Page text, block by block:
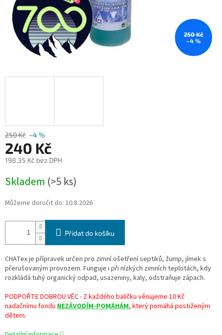
250 Kč
–4 %
250 Kč –4 %
240 Kč
198,35 Kč bez DPH
cena:
Skladem (>5 ks)
Můžeme doručit do: 10.8.2026
Přidat do košíku
CHATex je přípravek určen pro zimní ošetření septiků, žump, jímek s
přerušovaným provozem. Funguje i při nízkých zimních teplotách, kdy
rozkládá tuhý organický odpad, usazeniny, kaly, odstraňuje zápach.
PODPOŘTE DOBROU VĚC - Z každého balíčku věnujeme 10 Kč
nadačnímu fondu NEZÁVODÍM-POMÁHÁM, který pomáhá postiženým
dětem.